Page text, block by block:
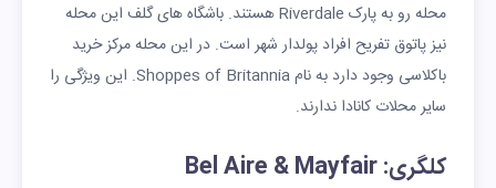
محله رو به پارک Riverdale هستند. باشگاه های گلف این محله
نیز پاتوق تفریح افراد پولدار شهر است. در این محله مرکز خرید
باکلاسی وجود دارد به نام Shoppes of Britannia. این ویژگی را
سایر محلات کانادا ندارند.
کلگری: Bel Aire & Mayfair